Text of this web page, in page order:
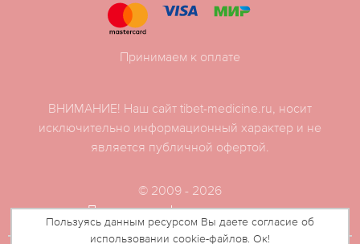
ВНИМАНИЕ! Наш сайт tibet-medicine.ru, носит
исключительно информационный характер и не
является публичной офертой.
© 2009 - 2026
Политика конфиденциальности
Принимаем к оплате
Пользуясь данным ресурсом Вы даете согласие об
использовании cookie-файлов. Ок!